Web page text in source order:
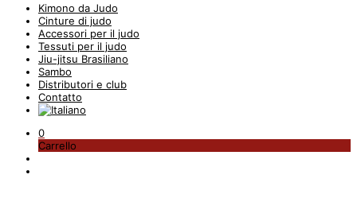
Kimono da Judo
Cinture di judo
Accessori per il judo
Tessuti per il judo
Jiu-jitsu Brasiliano
Sambo
Distributori e club
Contatto
0
Carrello